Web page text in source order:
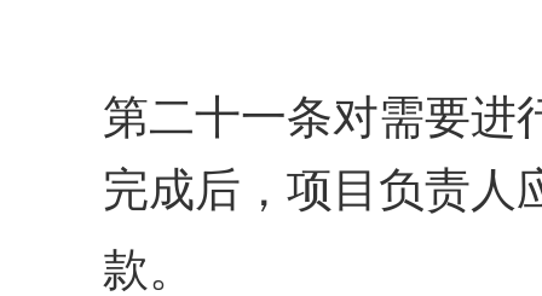
第二十一条对需要进
完成后，项目负责人
款。